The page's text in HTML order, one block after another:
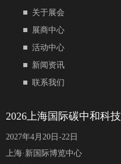
关于展会
展商中心
活动中心
新闻资讯
联系我们
2026上海国际碳中和科
2027年4月20日-22日
上海·新国际博览中心